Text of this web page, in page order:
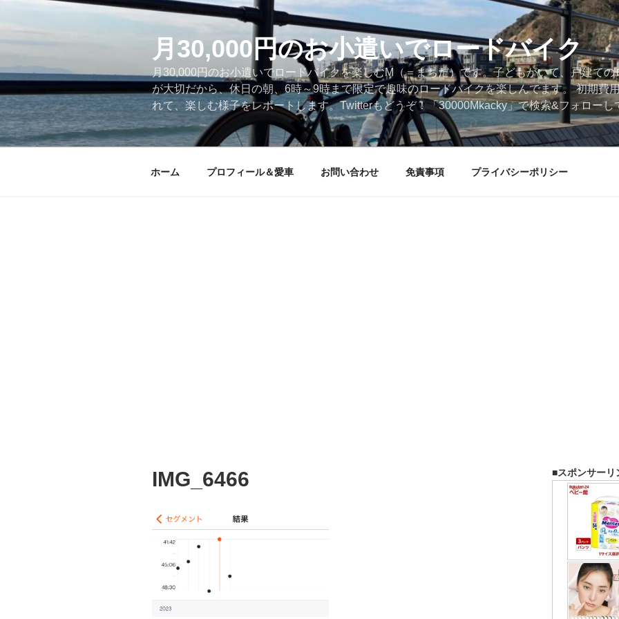
テ
ツ
ス
キ
ッ
月30,000円のお小遣いでロードバイク
月30,000円のお小遣いでロードバイクを楽しむM（＝まちだ）です。子どもがいて、戸建て
が大切だから、休日の朝、6時～9時まで限定で趣味のロードバイクを楽しんでます。 初期費
れて、楽しむ様子をレポートします。Twitterもどうぞ！「30000Mkacky」で検索&フォローし
ホーム プロフィール＆愛車 お問い合わせ 免責事項 プライバシーポリシー
IMG_6466 ■スポンサーリ